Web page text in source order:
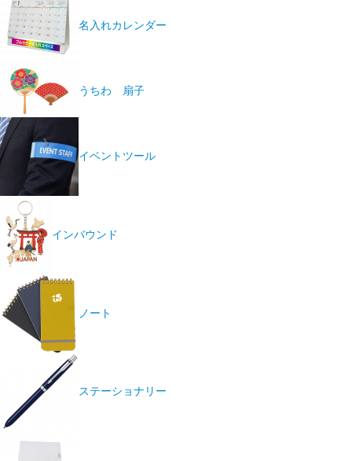
名入れカレンダー
うちわ 扇子
イベントツール
インバウンド
ノート
ステーショナリー